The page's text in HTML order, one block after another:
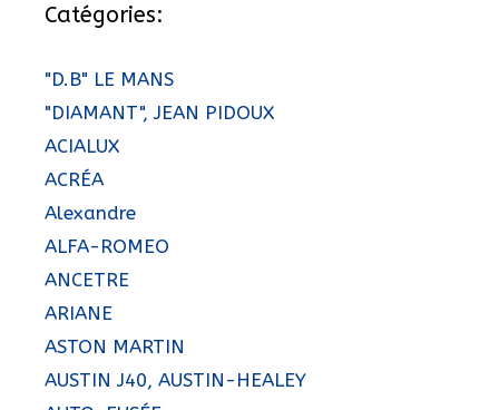
Catégories:
"D.B" LE MANS
"DIAMANT", JEAN PIDOUX
ACIALUX
ACRÉA
Alexandre
ALFA-ROMEO
ANCETRE
ARIANE
ASTON MARTIN
AUSTIN J40, AUSTIN-HEALEY